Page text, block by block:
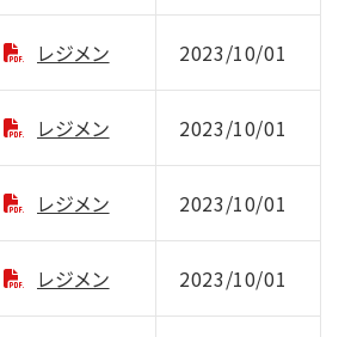
レジメン 2023/10/01
レジメン 2023/10/01
レジメン 2023/10/01
レジメン 2023/10/01